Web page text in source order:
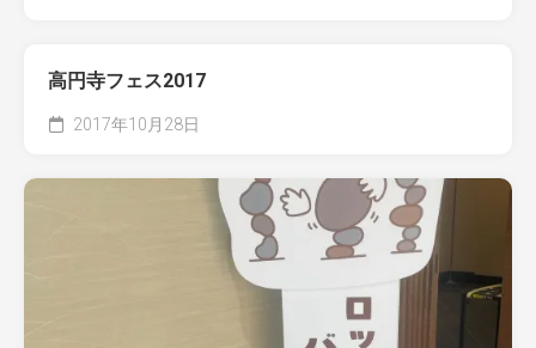
高円寺フェス2017
2017年10月28日